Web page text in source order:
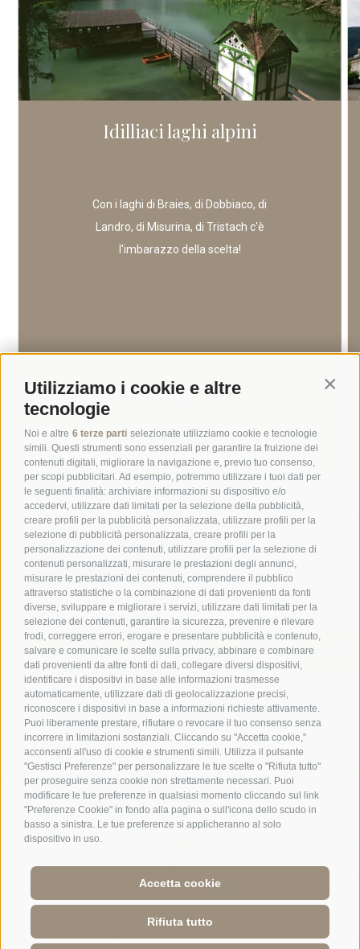
Utilizziamo i cookie e altre
tecnologie
Noi e altre 6 terze parti selezionate utilizziamo cookie e tecnologie
simili. Questi strumenti sono essenziali per garantire la fruizione dei
contenuti digitali, migliorare la navigazione e, previo tuo consenso,
per scopi pubblicitari. Ad esempio, potremmo utilizzare i tuoi dati per
le seguenti finalità: archiviare informazioni su dispositivo e/o
accedervi, utilizzare dati limitati per la selezione della pubblicità,
creare profili per la pubblicità personalizzata, utilizzare profili per la
selezione di pubblicità personalizzata, creare profili per la
personalizzazione dei contenuti, utilizzare profili per la selezione di
contenuti personalizzati, misurare le prestazioni degli annunci,
misurare le prestazioni dei contenuti, comprendere il pubblico
attraverso statistiche o la combinazione di dati provenienti da fonti
diverse, sviluppare e migliorare i servizi, utilizzare dati limitati per la
selezione dei contenuti, garantire la sicurezza, prevenire e rilevare
frodi, correggere errori, erogare e presentare pubblicità e contenuto,
salvare e comunicare le scelte sulla privacy, abbinare e combinare
dati provenienti da altre fonti di dati, collegare diversi dispositivi,
identificare i dispositivi in base alle informazioni trasmesse
automaticamente, utilizzare dati di geolocalizzazione precisi,
riconoscere i dispositivi in base a informazioni richieste attivamente.
Puoi liberamente prestare, rifiutare o revocare il tuo consenso senza
incorrere in limitazioni sostanziali. Cliccando su "Accetta cookie,"
acconsenti all'uso di cookie e strumenti simili. Utilizza il pulsante
"Gestisci Preferenze" per personalizzare le tue scelte o "Rifiuta tutto"
per proseguire senza cookie non strettamente necessari. Puoi
modificare le tue preferenze in qualsiasi momento cliccando sul link
"Preferenze Cookie" in fondo alla pagina o sull'icona dello scudo in
basso a sinistra. Le tue preferenze si applicheranno al solo
dispositivo in uso.
Accetta cookie
Rifiuta tutto
Idilliaci laghi alpini
Con i laghi di Braies, di Dobbiaco, di
Landro, di Misurina, di Tristach c'è
l'imbarazzo della scelta!
Vacanze nelle Dolomiti
Ogni giorno un'esperienza nuova!
VACANZE A SAN CANDIDO
Vacanze
+
−